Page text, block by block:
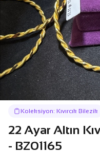
Koleksiyon: Kıvırcık Bilezik
22 Ayar Altın
- BZ01165